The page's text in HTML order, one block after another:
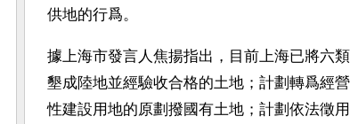
供地的行爲。
據上海市發言人焦揚指出，目前上海已將六
墾成陸地並經驗收合格的土地；計劃轉爲經
性建設用地的原劃撥國有土地；計劃依法徵